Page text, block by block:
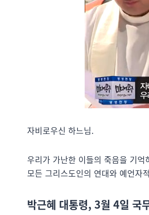
자비로우신 하느님.
우리가 가난한 이들의 죽음을 기
모든 그리스도인의 연대와 예언자
박근혜 대통령, 3월 4일 국